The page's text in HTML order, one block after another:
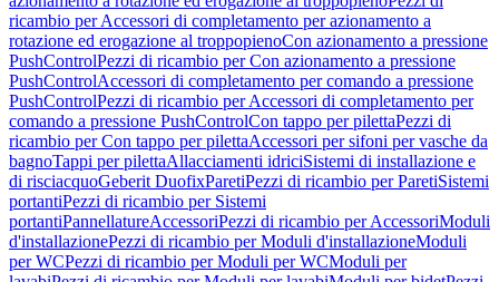
ricambio per Accessori di completamento per azionamento a
rotazione ed erogazione al troppopienoCon azionamento a pressione
PushControlPezzi di ricambio per Con azionamento a pressione
PushControlAccessori di completamento per comando a pressione
PushControlPezzi di ricambio per Accessori di completamento per
comando a pressione PushControlCon tappo per pilettaPezzi di
ricambio per Con tappo per pilettaAccessori per sifoni per vasche da
bagnoTappi per pilettaAllacciamenti idriciSistemi di installazione e
di risciacquoGeberit DuofixParetiPezzi di ricambio per ParetiSistemi
portantiPezzi di ricambio per Sistemi
portantiPannellatureAccessoriPezzi di ricambio per AccessoriModuli
d'installazionePezzi di ricambio per Moduli d'installazioneModuli
per WCPezzi di ricambio per Moduli per WCModuli per